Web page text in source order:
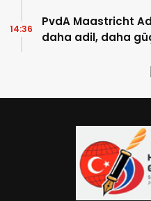
PvdA Maastricht
daha adil, daha
14:36